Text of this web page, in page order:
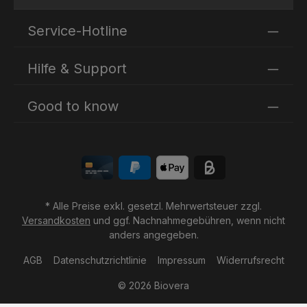
einverstanden.
Pflichtfelder.
Service-Hotline
Hilfe & Support
Good to know
* Alle Preise exkl. gesetzl. Mehrwertsteuer zzgl.
Versandkosten und ggf. Nachnahmegebühren, wenn nicht
anders angegeben.
© 2026 Biovera
AGB Datenschutzrichtlinie Impressum Widerrufsrecht